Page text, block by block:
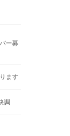
ー募
ます
調